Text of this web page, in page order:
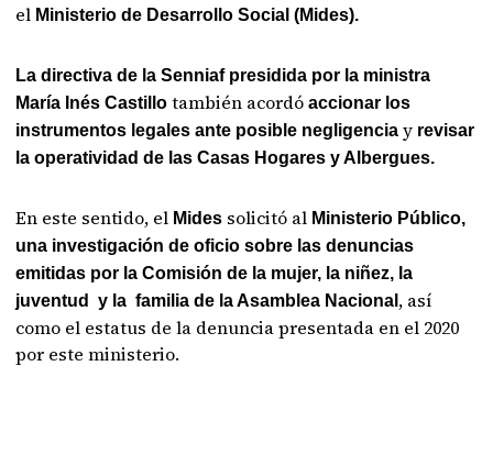
el Ministerio de Desarrollo Social (Mides).
La directiva de la Senniaf presidida por la ministra
María Inés Castillotambién acordó accionar los
instrumentos legales ante posible negligenciay revisar
la operatividad de las Casas Hogares y Albergues.
En este sentido, el Mides solicitó al Ministerio Público,
una investigación de oficio sobre las denuncias
emitidas por la Comisión de la mujer, la niñez, la
juventud y la familia de la Asamblea Nacional , así
como el estatus de la denuncia presentada en el 2020
por este ministerio.